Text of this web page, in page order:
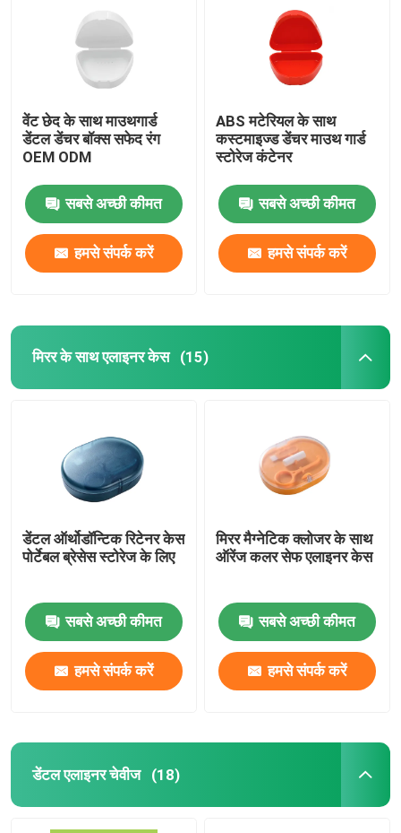
वेंट छेद के साथ माउथगार्ड
डेंटल डेंचर बॉक्स सफेद रंग
OEM ODM
सबसे अच्छी कीमत
हमसे संपर्क करें
ABS मटेरियल के साथ
कस्टमाइज्ड डेंचर माउथ गार्ड
स्टोरेज कंटेनर
सबसे अच्छी कीमत
हमसे संपर्क करें
मिरर के साथ एलाइनर केस (15)
डेंटल ऑर्थोडॉन्टिक रिटेनर केस
पोर्टेबल ब्रेसेस स्टोरेज के लिए
सबसे अच्छी कीमत
हमसे संपर्क करें
मिरर मैग्नेटिक क्लोजर के साथ
ऑरेंज कलर सेफ एलाइनर केस
सबसे अच्छी कीमत
हमसे संपर्क करें
डेंटल एलाइनर चेवीज (18)